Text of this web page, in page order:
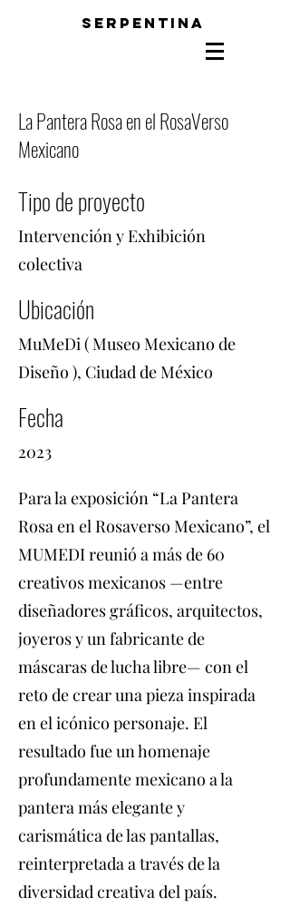
SERPENTINA
La Pantera Rosa en el RosaVerso
Mexicano
Tipo de proyecto
Intervención y Exhibición
colectiva
Ubicación
MuMeDi ( Museo Mexicano de
Diseño ), Ciudad de México
Fecha
2023
Para la exposición “La Pantera
Rosa en el Rosaverso Mexicano”, el
MUMEDI reunió a más de 60
creativos mexicanos —entre
diseñadores gráficos, arquitectos,
joyeros y un fabricante de
máscaras de lucha libre— con el
reto de crear una pieza inspirada
en el icónico personaje. El
resultado fue un homenaje
profundamente mexicano a la
pantera más elegante y
carismática de las pantallas,
reinterpretada a través de la
diversidad creativa del país.